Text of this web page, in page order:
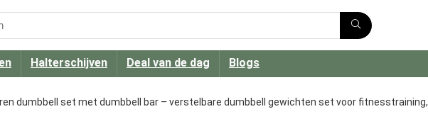
Halterschijven Deal van de dag Blogs
dumbbell set met dumbbell bar – verstelbare dumbbell gewichten set voor fitnesstraining,